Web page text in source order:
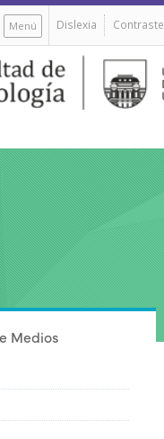
Menú Dislexia Contraste
Medios